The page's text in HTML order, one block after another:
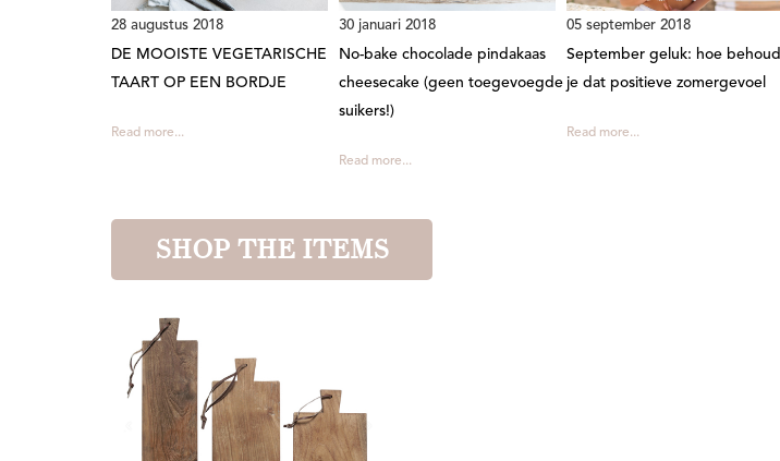
28 augustus 2018
DE MOOISTE VEGETARISCHE
TAART OP EEN BORDJE
Read more...
30 januari 2018
No-bake chocolade pindakaas
cheesecake (geen toegevoegde
suikers!)
Read more...
05 september 2018
September geluk: hoe behoud
je dat positieve zomergevoel
Read more...
SHOP THE ITEMS